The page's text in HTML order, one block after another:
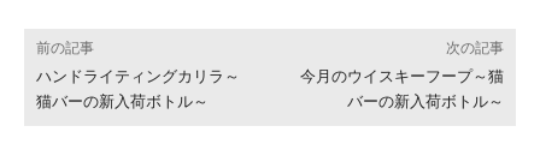
前の記事
ハンドライティングカリラ～
猫バーの新入荷ボトル～
次の記事
今月のウイスキーフープ～猫
バーの新入荷ボトル～